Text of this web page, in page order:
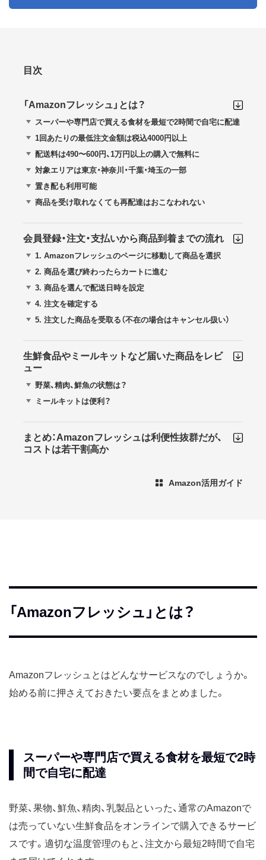
目次
「Amazonフレッシュ」とは？
スーパーや専門店で買える食材を最短で2時間で自宅に配達
1回あたりの最低注文金額は税込4000円以上
配送料は490〜600円、1万円以上の購入で無料に
対象エリアは東京・神奈川・千葉・埼玉の一部
置き配も利用可能
商品を受け取れなくても再配達はおこなわれない
会員登録・注文・支払いから商品到着までの流れ
1. Amazonフレッシュのページに移動して商品を選択
2. 商品を選び終わったらカートに進む
3. 商品を選んで配送日時を設定
4. 注文を確定する
5. 注文した商品を受取る（不在の場合はキャンセル扱い）
生鮮食品やミールキットなど届いた商品をレビ
ュー
野菜、精肉、鮮魚の状態は？
ミールキットは便利？
まとめ：Amazonフレッシュは利便性抜群だが、
コストは若干割高か
Amazon活用ガイド
「Amazonフレッシュ」とは？
Amazonフレッシュとはどんなサービスなのでしょうか。
始める前に押さえておきたい要点をまとめました。
スーパーや専門店で買える食材を最短で2時
間で自宅に配達
野菜、果物、鮮魚、精肉、乳製品といった、通常のAmazonで
は売っていない生鮮食品をオンラインで購入できるサービ
スです。適切な温度管理のもと、注文から最短2時間で自宅